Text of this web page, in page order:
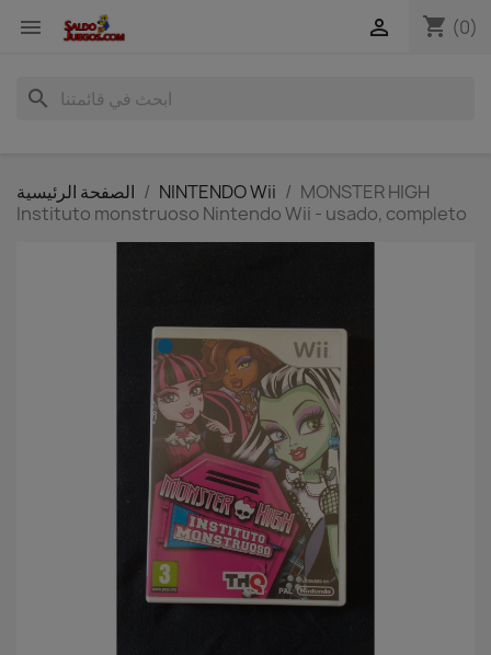
 shopping_cart (0)

search
الصفحة الرئيسية NINTENDO Wii
MONSTER HIGH
Instituto monstruoso Nintendo Wii - usado, completo